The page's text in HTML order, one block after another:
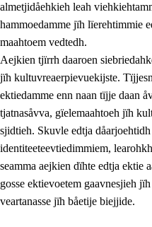
almetjidåehkieh leah
hammoedamme jïh lïerehtimmie
maahtoem vedtedh.
Aejkien tjïrrh daaroen
jïh kultuvreaerpievuekijste.
ektiedamme enn naan tïjje daan
tjatnasåvva, gïelemaahtoeh jïh
sjidtieh. Skuvle edtja
identiteeteevtiedimmiem,
seamma aejkien dïhte edtja ektie
gosse ektievoetem gaavnesjieh
veartanasse jïh båetije biejjide.